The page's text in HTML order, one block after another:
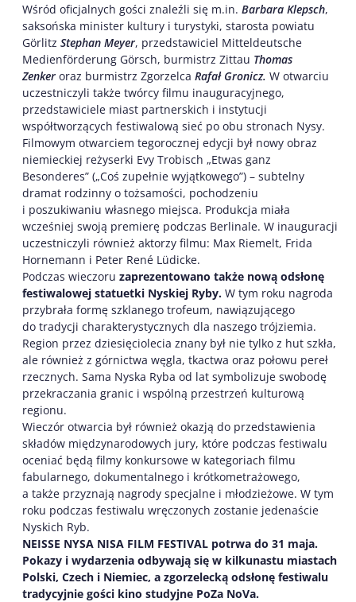
Wśród oficjalnych gości znaleźli się m.in. Barbara Klepsch,
saksońska minister kultury i turystyki, starosta powiatu
Görlitz Stephan Meyer, przedstawiciel Mitteldeutsche
Medienförderung Görsch, burmistrz Zittau Thomas
Zenker oraz burmistrz Zgorzelca Rafał Gronicz. W otwarciu
uczestniczyli także twórcy filmu inauguracyjnego,
przedstawiciele miast partnerskich i instytucji
współtworzących festiwalową sieć po obu stronach Nysy.
Filmowym otwarciem tegorocznej edycji był nowy obraz
niemieckiej reżyserki Evy Trobisch „Etwas ganz
Besonderes” („Coś zupełnie wyjątkowego”) – subtelny
dramat rodzinny o tożsamości, pochodzeniu
i poszukiwaniu własnego miejsca. Produkcja miała
wcześniej swoją premierę podczas Berlinale. W inauguracji
uczestniczyli również aktorzy filmu: Max Riemelt, Frida
Hornemann i Peter René Lüdicke.
Podczas wieczoru zaprezentowano także nową odsłonę
festiwalowej statuetki Nyskiej Ryby. W tym roku nagroda
przybrała formę szklanego trofeum, nawiązującego
do tradycji charakterystycznych dla naszego trójziemia.
Region przez dziesięciolecia znany był nie tylko z hut szkła,
ale również z górnictwa węgla, tkactwa oraz połowu pereł
rzecznych. Sama Nyska Ryba od lat symbolizuje swobodę
przekraczania granic i wspólną przestrzeń kulturową
regionu.
Wieczór otwarcia był również okazją do przedstawienia
składów międzynarodowych jury, które podczas festiwalu
oceniać będą filmy konkursowe w kategoriach filmu
fabularnego, dokumentalnego i krótkometrażowego,
a także przyznają nagrody specjalne i młodzieżowe. W tym
roku podczas festiwalu wręczonych zostanie jedenaście
Nyskich Ryb.
NEISSE NYSA NISA FILM FESTIVAL potrwa do 31 maja.
Pokazy i wydarzenia odbywają się w kilkunastu miastach
Polski, Czech i Niemiec, a zgorzelecką odsłonę festiwalu
tradycyjnie gości kino studyjne PoZa NoVa.